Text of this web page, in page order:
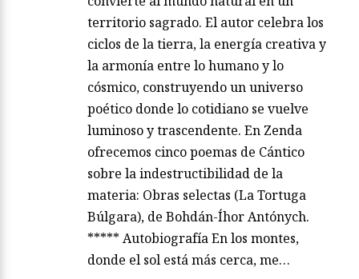
territorio sagrado. El autor celebra los
ciclos de la tierra, la energía creativa y
la armonía entre lo humano y lo
cósmico, construyendo un universo
poético donde lo cotidiano se vuelve
luminoso y trascendente. En Zenda
ofrecemos cinco poemas de Cántico
sobre la indestructibilidad de la
materia: Obras selectas (La Tortuga
Búlgara), de Bohdán-Íhor Antónych.
***** Autobiografía En los montes,
donde el sol está más cerca, me…